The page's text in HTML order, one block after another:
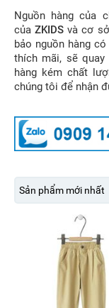
Nguồn hàng của
củaZKIDS và cơ
bảo nguồn hàng
thích mãi, sẽ
hàng kém chất
chúng tôi để nhận
Sản phẩm mới nhất